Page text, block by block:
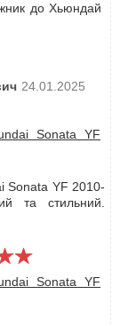
до Хьюндай
24.01.2025
Sonata YF
Sonata YF 2010-
та стильний.
Sonata YF